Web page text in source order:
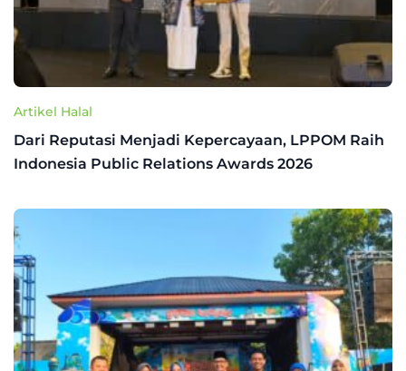
Artikel Halal
Dari Reputasi Menjadi Kepercayaan, LPPOM Raih
Indonesia Public Relations Awards 2026